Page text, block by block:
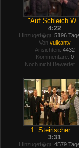
"Auf Schleich
4:22
Hinzugef�gt: 5196
Von vulkantv
Ansichten: 4432
Kommentare: 0
Noch nicht Bewertet
1. Steirischer ...
3:31
Hinzugef�gt: 4579